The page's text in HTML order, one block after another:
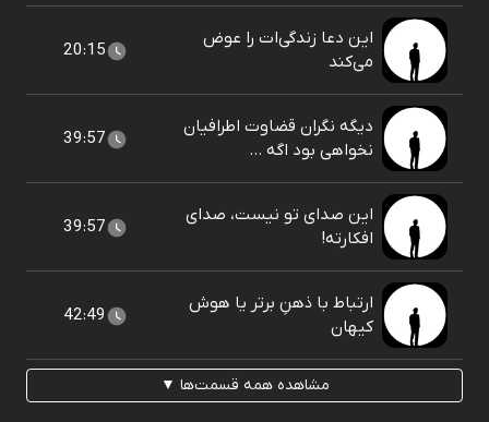
این دعا زندگی‌ات را عوض
می‌کند
20:15
دیگه نگران قضاوت اطرافیان
نخواهی بود اگه ...
39:57
این صدای تو نیست، صدای
افکارته!
39:57
ارتباط با ذهنِ برتر یا هوش
کیهان
42:49
مشاهده همه قسمت‌ها ▼